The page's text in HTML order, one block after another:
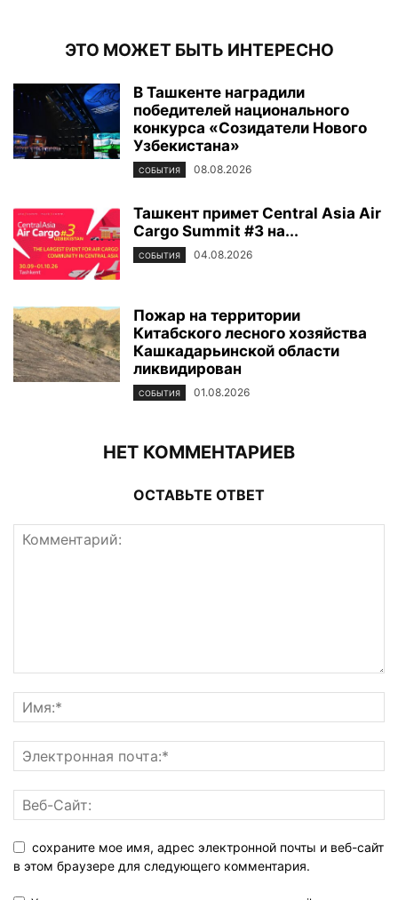
ЭТО МОЖЕТ БЫТЬ ИНТЕРЕСНО
В Ташкенте наградили
победителей национального
конкурса «Созидатели Нового
Узбекистана»
СОБЫТИЯ 08.08.2026
Ташкент примет Central Asia Air
Cargo Summit #3 на...
СОБЫТИЯ 04.08.2026
Пожар на территории
Китабского лесного хозяйства
Кашкадарьинской области
ликвидирован
СОБЫТИЯ 01.08.2026
НЕТ КОММЕНТАРИЕВ
ОСТАВЬТЕ ОТВЕТ
сохраните мое имя, адрес электронной почты и веб-сайт
в этом браузере для следующего комментария.